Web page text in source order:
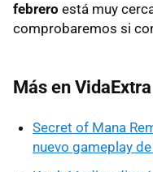
febrero está muy
comprobaremos si
Más en VidaExtra
Secret of Mana
nuevo gameplay